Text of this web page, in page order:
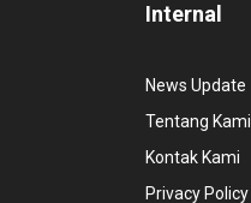
Internal
News Update
Tentang Kami
Kontak Kami
Privacy Policy